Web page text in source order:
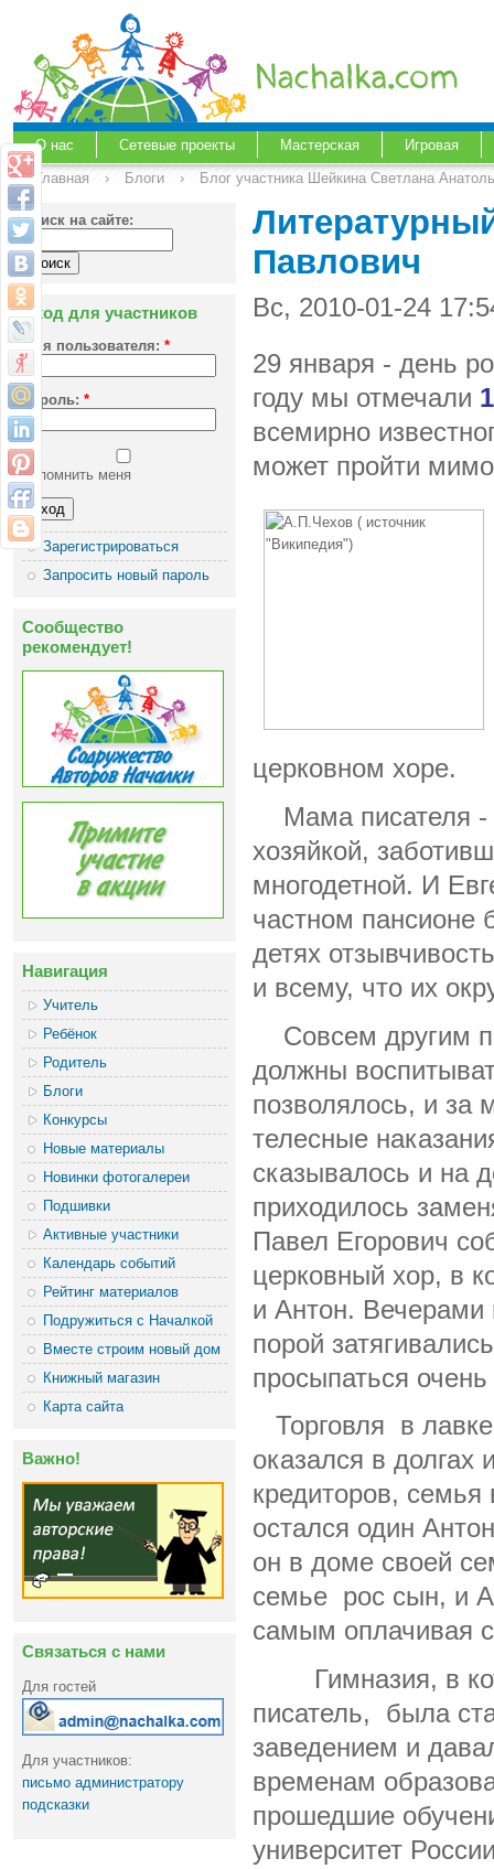
О нас Сетевые проекты Мастерская
Игровая
Главная
› Блоги › Блог участника Шейкина Светлана
Поиск на сайте:
Вход для участников
Имя пользователя: *
Пароль: *
Запомнить меня
Зарегистрироваться
Запросить новый пароль
Сообщество
рекомендует!
Навигация
Учитель
Ребёнок
Родитель
Блоги
Конкурсы
Новые материалы
Новинки фотогалереи
Подшивки
Активные участники
Календарь событий
Рейтинг материалов
Подружиться с Началкой
Вместе строим новый дом
Книжный магазин
Карта сайта
Важно!
Связаться с нами
Для гостей
Для участников:
письмо администратору
подсказки
Павлович
Вс, 2010-01-24
29 января - день
году мы отмечали
всемирно
может пройти мимо
церковном хоре.
Мама писателя -
хозяйкой,
многодетной. И
частном пансионе
детях
и всему, что их
Совсем другим
должны
позволялось, и за
телесные
сказывалось и на
приходилось
Павел Егорович
церковный хор, в
и Антон. Вечерами
порой
просыпаться
Торговля в
оказался в долгах
кредиторов,
остался один
он в доме своей
семье рос сын, и
самым оплачивая
Гимназия, в
писатель, была
заведением и
временам
прошедшие
университет